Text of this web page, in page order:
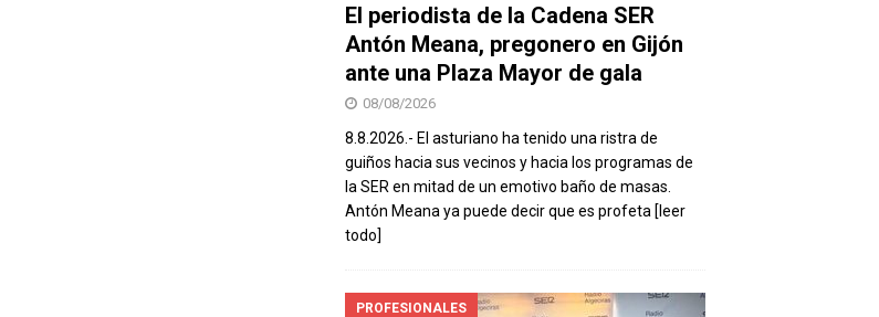
El periodista de la Cadena SER
Antón Meana, pregonero en Gijón
ante una Plaza Mayor de gala
08/08/2026
8.8.2026.- El asturiano ha tenido una ristra de
guiños hacia sus vecinos y hacia los programas de
la SER en mitad de un emotivo baño de masas.
Antón Meana ya puede decir que es profeta [leer
todo]
PROFESIONALES